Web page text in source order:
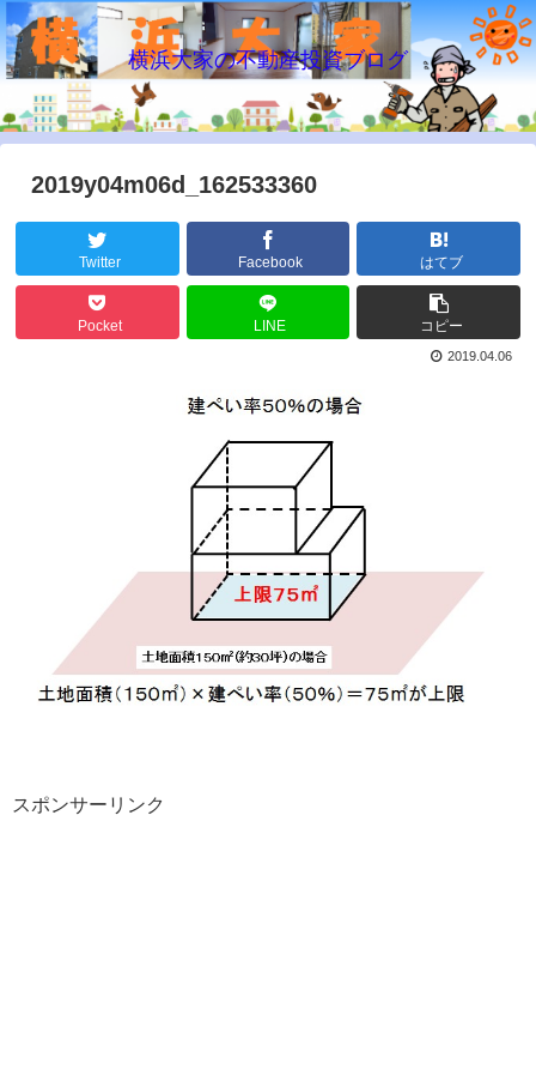
横浜大家の不動産投資ブログ
2019y04m06d_162533360
Twitter Facebook はてブ
Pocket LINE コピー
2019.04.06
スポンサーリンク